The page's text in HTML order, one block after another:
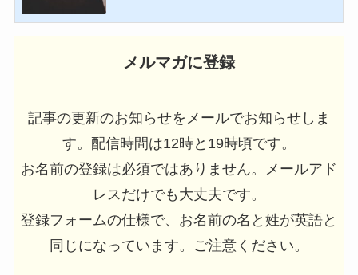
メルマガに登録
記事の更新のお知らせをメールでお知らせしま
す。配信時間は12時と19時頃です。
お名前の登録は必須ではありません。メールアド
レスだけでも大丈夫です。
登録フォームの仕様で、お名前の名と姓が英語と
同じになっています。ご注意ください。